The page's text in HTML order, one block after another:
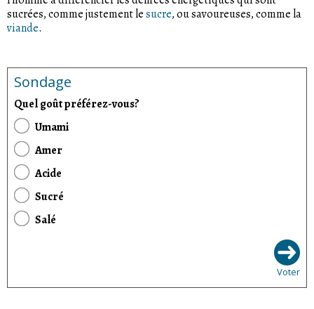
sucrées, comme justement lesucre, ou savoureuses, comme la
viande.
Sondage
Quel goût préférez-vous?
Umami
Amer
Acide
Sucré
Salé
Voter